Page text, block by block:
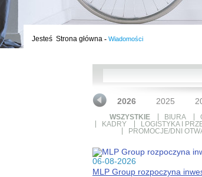
Jesteś Strona główna - Wiadomości
2026 2025
WSZYSTKIE BIURA
KADRY
LOGISTYKA I
PROMOCJE/DNI
06-08-2026
MLP Group rozpoczyna